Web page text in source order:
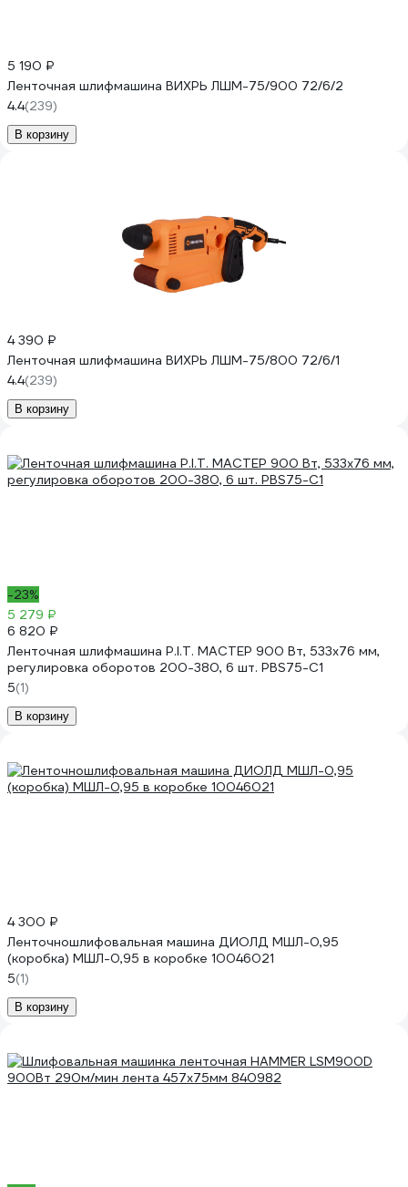
5 190 ₽
Ленточная шлифмашина ВИХРЬ ЛШМ-75/900 72/6/2
4.4(239)
В корзину
4 390 ₽
Ленточная шлифмашина ВИХРЬ ЛШМ-75/800 72/6/1
4.4(239)
В корзину
-23%
5 279 ₽
6 820 ₽
Ленточная шлифмашина P.I.T. МАСТЕР 900 Вт, 533х76 мм,
регулировка оборотов 200-380, 6 шт. PBS75-C1
5(1)
В корзину
4 300 ₽
Ленточношлифовальная машина ДИОЛД МШЛ-0,95
(коробка) МШЛ-0,95 в коробке 10046021
5(1)
В корзину